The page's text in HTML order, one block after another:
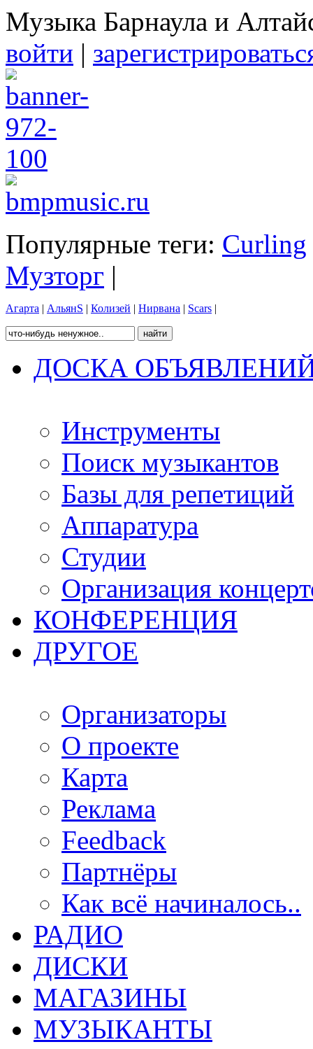
Музыка Барнаула и
войти |
Популярные теги: Curling
Музторг |
Агарта | АльянS | Колизей | Нирвана | Scars |
ДОСКА
Инструменты
Поиск музыкантов
Базы для репетиций
Аппаратура
Студии
Организация
КОНФЕРЕНЦИЯ
ДРУГОЕ
Организаторы
О проекте
Карта
Реклама
Feedback
Партнёры
Как всё начиналось..
РАДИО
ДИСКИ
МАГАЗИНЫ
МУЗЫКАНТЫ